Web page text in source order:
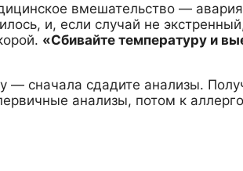
вмешательство —
и, если случай не
«Сбивайте температуру и
— сначала сдадите анализы.
анализы, потом к